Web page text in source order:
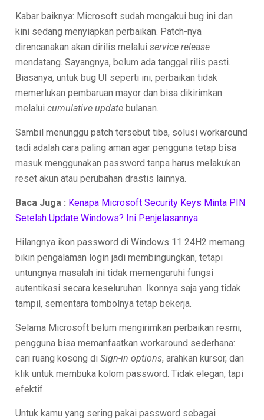
Kabar baiknya: Microsoft sudah mengakui bug ini dan
kini sedang menyiapkan perbaikan. Patch-nya
direncanakan akan dirilis melaluiservice release
mendatang. Sayangnya, belum ada tanggal rilis pasti.
Biasanya, untuk bug UI seperti ini, perbaikan tidak
memerlukan pembaruan mayor dan bisa dikirimkan
melaluicumulative update bulanan.
Sambil menunggu patch tersebut tiba, solusi workaround
tadi adalah cara paling aman agar pengguna tetap bisa
masuk menggunakan password tanpa harus melakukan
reset akun atau perubahan drastis lainnya.
Baca Juga : Kenapa Microsoft Security Keys Minta PIN
Setelah Update Windows? Ini Penjelasannya
Hilangnya ikon password di Windows 11 24H2 memang
bikin pengalaman login jadi membingungkan, tetapi
untungnya masalah ini tidak memengaruhi fungsi
autentikasi secara keseluruhan. Ikonnya saja yang tidak
tampil, sementara tombolnya tetap bekerja.
Selama Microsoft belum mengirimkan perbaikan resmi,
pengguna bisa memanfaatkan workaround sederhana:
cari ruang kosong diSign-in options, arahkan kursor, dan
klik untuk membuka kolom password. Tidak elegan, tapi
efektif.
Untuk kamu yang sering pakai password sebagai